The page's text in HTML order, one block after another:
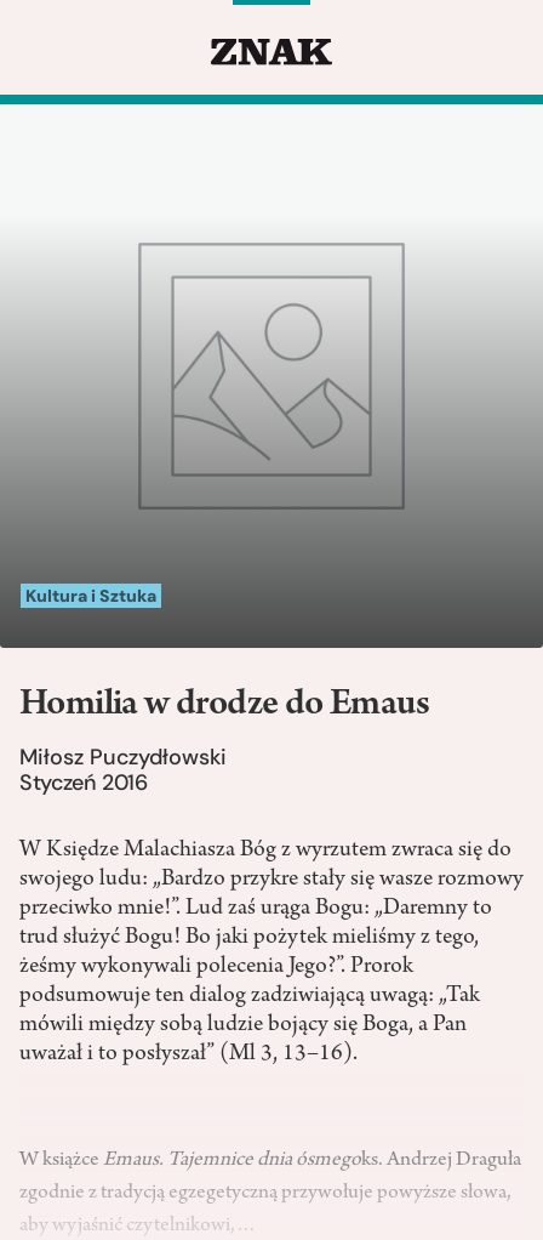
Kultura i Sztuka
Homilia w drodze do Emaus
Miłosz Puczydłowski
Styczeń 2016
W Księdze Malachiasza Bóg z wyrzutem zwraca się do
swojego ludu: „Bardzo przykre stały się wasze rozmowy
przeciwko mnie!”. Lud zaś urąga Bogu: „Daremny to
trud służyć Bogu! Bo jaki pożytek mieliśmy z tego,
żeśmy wykonywali polecenia Jego?”. Prorok
podsumowuje ten dialog zadziwiającą uwagą: „Tak
mówili między sobą ludzie bojący się Boga, a Pan
uważał i to posłyszał” (Ml 3, 13–16).
W książce Emaus. Tajemnice dnia ósmegoks. Andrzej Draguła
zgodnie z tradycją egzegetyczną przywołuje powyższe słowa,
aby wyjaśnić czytelnikowi,…